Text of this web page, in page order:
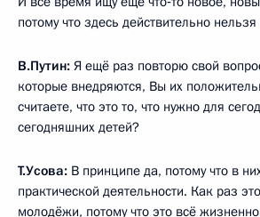
потому что здесь действительно
В.Путин: Я ещё раз повторю свой
которые внедряются, Вы их
считаете, что это то, что нужно для
сегодняшних детей?
Т.Усова: В принципе да, потому что в
практической деятельности. Как раз
молодёжи, потому что это всё